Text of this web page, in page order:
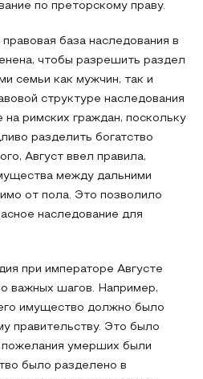
по преторскому праву.
база наследования в
чтобы разрешить раздел
семьи как мужчин, так и
структуре наследования
на римских граждан, поскольку
разделить богатство
Август ввел правила,
между дальними
от пола. Это позволило
наследование для
при императоре Августе
важных шагов. Например,
имущество должно было
правительству. Это было
пожелания умерших были
было разделено в